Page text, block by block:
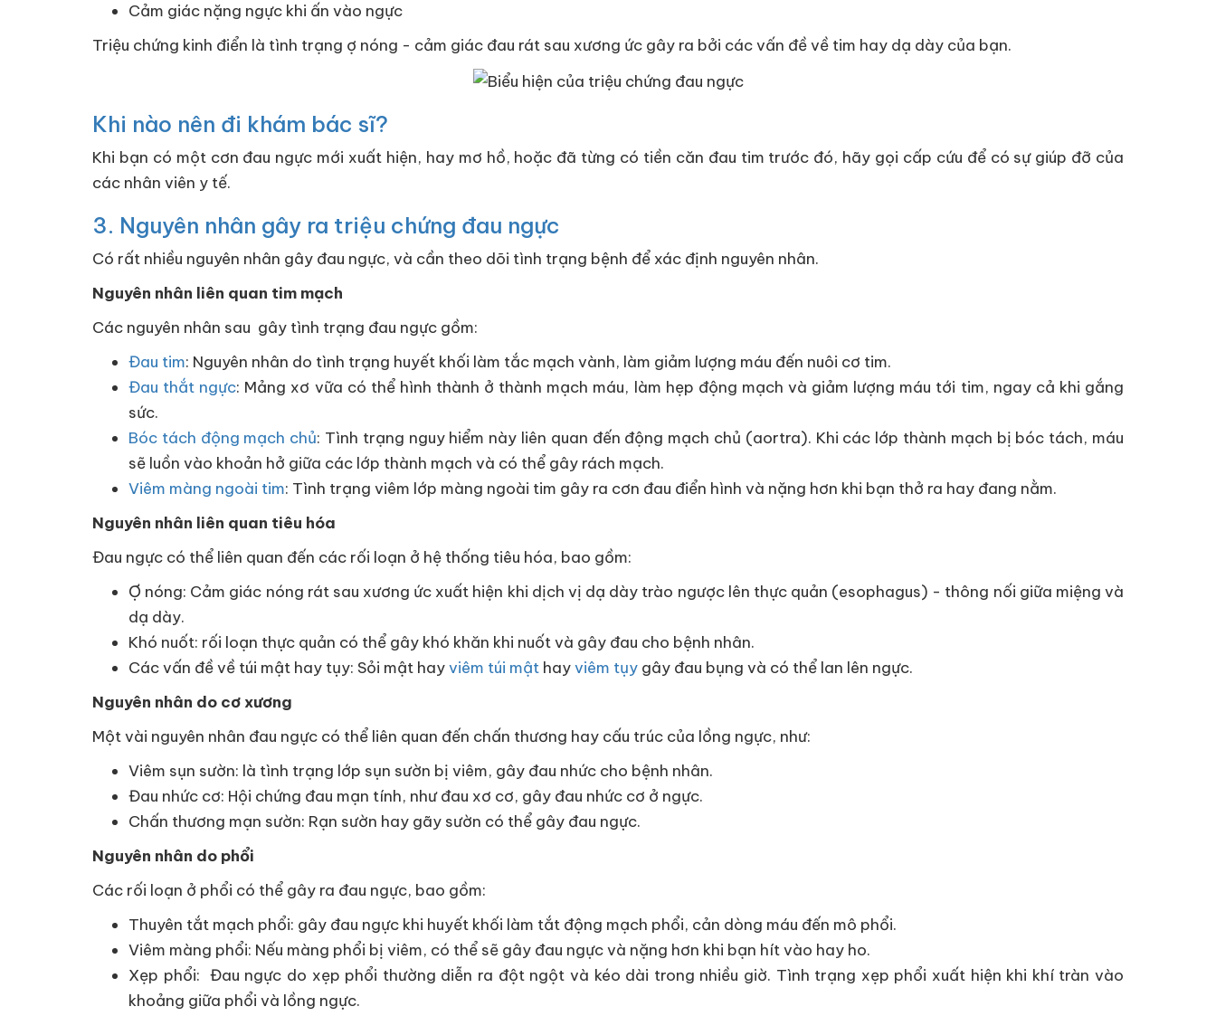
Cảm giác nặng ngực khi ấn vào ngực
Triệu chứng kinh điển là tình trạng ợ nóng - cảm giác đau rát sau xương ức gây ra bởi các vấn đề về tim hay dạ dày của bạn.
Khi nào nên đi khám bác sĩ?
Khi bạn có một cơn đau ngực mới xuất hiện, hay mơ hồ, hoặc đã từng có tiền căn đau tim trước đó, hãy gọi cấp cứu để có sự giúp đỡ của
các nhân viên y tế.
3. Nguyên nhân gây ra triệu chứng đau ngực
Có rất nhiều nguyên nhân gây đau ngực, và cần theo dõi tình trạng bệnh để xác định nguyên nhân.
Nguyên nhân liên quan tim mạch
Các nguyên nhân sau gây tình trạng đau ngực gồm:
Đau tim: Nguyên nhân do tình trạng huyết khối làm tắc mạch vành, làm giảm lượng máu đến nuôi cơ tim.
Đau thắt ngực: Mảng xơ vữa có thể hình thành ở thành mạch máu, làm hẹp động mạch và giảm lượng máu tới tim, ngay cả khi gắng
sức.
Bóc tách động mạch chủ: Tình trạng nguy hiểm này liên quan đến động mạch chủ (aortra). Khi các lớp thành mạch bị bóc tách, máu
sẽ luồn vào khoản hở giữa các lớp thành mạch và có thể gây rách mạch.
Viêm màng ngoài tim: Tình trạng viêm lớp màng ngoài tim gây ra cơn đau điển hình và nặng hơn khi bạn thở ra hay đang nằm.
Nguyên nhân liên quan tiêu hóa
Đau ngực có thể liên quan đến các rối loạn ở hệ thống tiêu hóa, bao gồm:
Ợ nóng: Cảm giác nóng rát sau xương ức xuất hiện khi dịch vị dạ dày trào ngược lên thực quản (esophagus) - thông nối giữa miệng và
dạ dày.
Khó nuốt: rối loạn thực quản có thể gây khó khăn khi nuốt và gây đau cho bệnh nhân.
Các vấn đề về túi mật hay tụy: Sỏi mật hayviêm túi mật hayviêm tụy gây đau bụng và có thể lan lên ngực.
Nguyên nhân do cơ xương
Một vài nguyên nhân đau ngực có thể liên quan đến chấn thương hay cấu trúc của lồng ngực, như:
Viêm sụn sườn: là tình trạng lớp sụn sườn bị viêm, gây đau nhức cho bệnh nhân.
Đau nhức cơ: Hội chứng đau mạn tính, như đau xơ cơ, gây đau nhức cơ ở ngực.
Chấn thương mạn sườn: Rạn sườn hay gãy sườn có thể gây đau ngực.
Nguyên nhân do phổi
Các rối loạn ở phổi có thể gây ra đau ngực, bao gồm:
Thuyên tắt mạch phổi: gây đau ngực khi huyết khối làm tắt động mạch phổi, cản dòng máu đến mô phổi.
Viêm màng phổi: Nếu màng phổi bị viêm, có thể sẽ gây đau ngực và nặng hơn khi bạn hít vào hay ho.
Xẹp phổi: Đau ngực do xẹp phổi thường diễn ra đột ngột và kéo dài trong nhiều giờ. Tình trạng xẹp phổi xuất hiện khi khí tràn vào
khoảng giữa phổi và lồng ngực.